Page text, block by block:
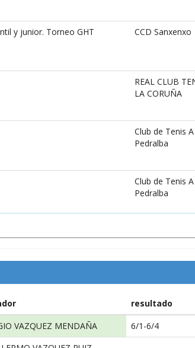
y junior. Torneo GHT
CCD Sanxenxo
REAL CLUB
LA CORUÑA
Club de Tenis A
Pedralba
Club de Tenis A
Pedralba
resultado
VAZQUEZ MENDAÑA
6/1-6/4